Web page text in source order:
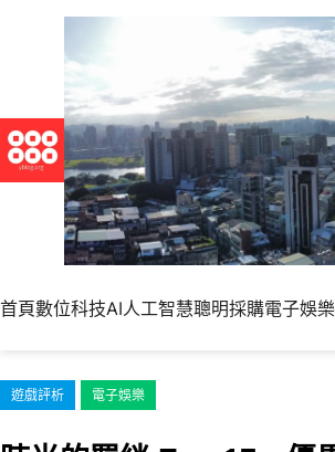
內
容
首頁數位科技AI人工智慧聰明採購電子娛樂
遊戲評析 電子娛樂